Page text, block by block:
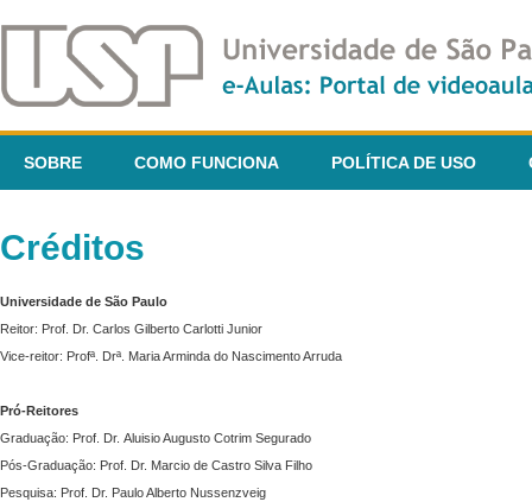
SOBRE COMO FUNCIONA POLÍTICA DE USO
Créditos
Universidade de São Paulo
Reitor: Prof. Dr. Carlos Gilberto Carlotti Junior
Vice-reitor: Profª. Drª. Maria Arminda do Nascimento Arruda
Pró-Reitores
Graduação: Prof. Dr. Aluisio Augusto Cotrim Segurado
Pós-Graduação: Prof. Dr. Marcio de Castro Silva Filho
Pesquisa: Prof. Dr. Paulo Alberto Nussenzveig